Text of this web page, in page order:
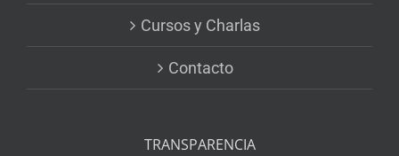
Cursos y Charlas
Contacto
TRANSPARENCIA